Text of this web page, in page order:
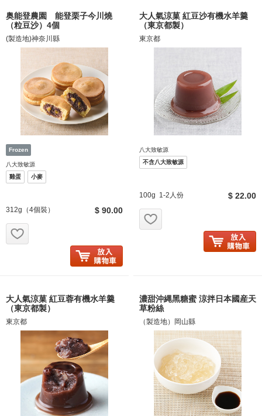
奥能登農園 能登栗子今川燒
（粒豆沙）4個
(製造地)神奈川縣
八大致敏源
雞蛋
小麥
312g（4個裝） $ 90.00
大人氣涼菓 紅豆沙有機水羊羹
（東京都製）
東京都
八大致敏源
不含八大致敏源
100g 1-2人份 $ 22.00
大人氣涼菓 紅豆蓉有機水羊羹
（東京都製）
東京都
濃甜沖縄黑糖蜜 涼拌日本國産天
草粉絲
（製造地）岡山縣